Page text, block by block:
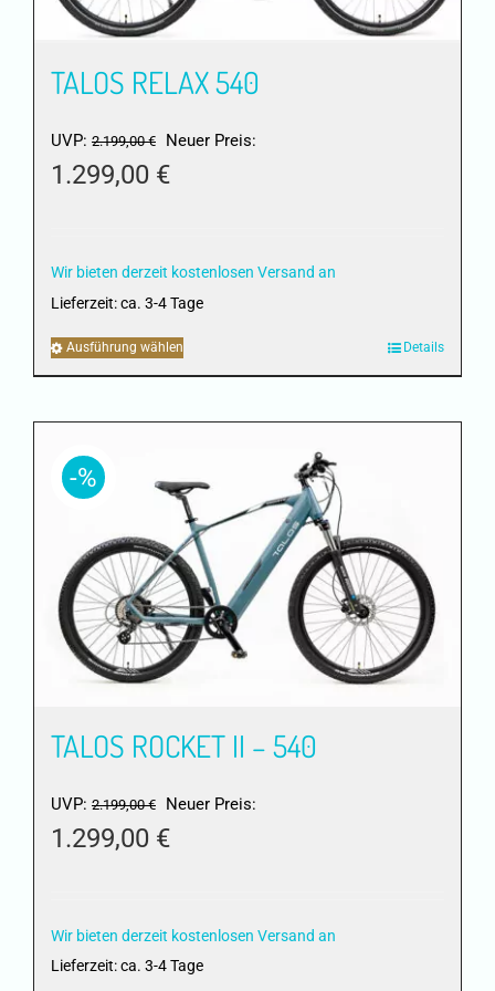
gewählt
TALOS RELAX 540
UVP: 2.199,00€
Ursprünglicher
Preis
Neuer Preis:
1.299,00 €
ist:
Wir bieten derzeit kostenlosen Versand an
Lieferzeit:ca. 3-4 Tage
Ausführung wählen
Produkt
mehrere
auf.
Die
Optionen
können
auf
der
Produktseite
gewählt
Details
-%
TALOS ROCKET II – 540
UVP: 2.199,00€
Ursprünglicher
Preis
Neuer Preis:
1.299,00 €
ist:
Wir bieten derzeit kostenlosen Versand an
Lieferzeit:ca. 3-4 Tage